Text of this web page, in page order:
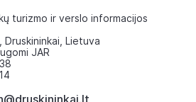
turizmo ir verslo informacijos
Lietuva
JAR